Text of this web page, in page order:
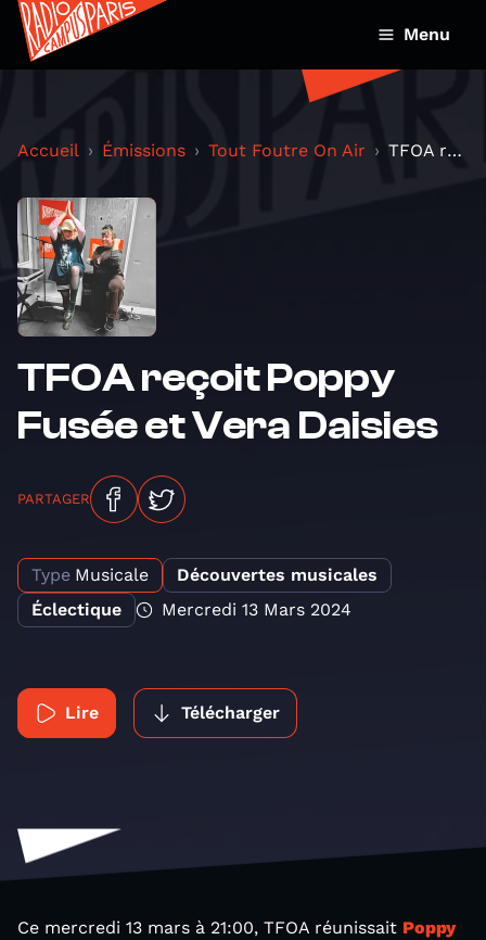
Menu
Accueil Émissions Tout Foutre On Air TFOA reçoit Poppy Fusée et Vera Daisies
TFOA reçoit Poppy
Fusée et Vera Daisies
PARTAGER
Type Musicale
Découvertes musicales
Éclectique
Mercredi 13 Mars 2024
Lire Télécharger
Ce mercredi 13 mars à 21:00, TFOA réunissait Poppy